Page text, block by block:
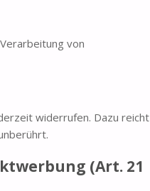
von
widerrufen. Dazu reicht
(Art. 21